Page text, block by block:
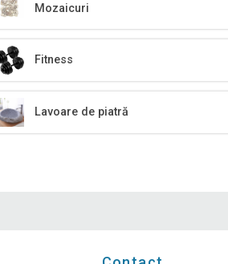
Mozaicuri
Fitness
Lavoare de piatră